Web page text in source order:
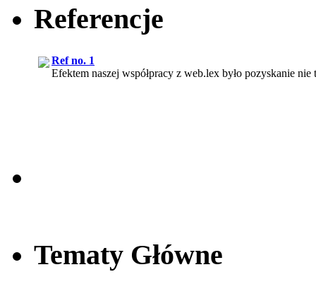
Referencje
Ref no. 1
Efektem naszej współpracy z web.lex było pozyskanie
Ref no. 6
Tematy Główne